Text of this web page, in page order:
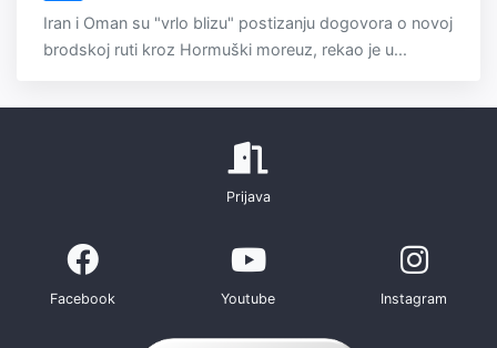
Iran i Oman su "vrlo blizu" postizanju dogovora o novoj
brodskoj ruti kroz Hormuški moreuz, rekao je u...
Prijava
Facebook Youtube Instagram